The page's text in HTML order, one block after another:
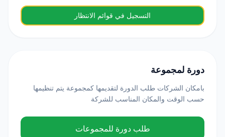
التسجيل في قوائم الانتظار
دورة لمجموعة
بامكان الشركات طلب الدورة لتقديمها كمجموعة يتم تنظيمها
حسب الوقت والمكان المناسب للشركة
طلب دورة للمجموعات